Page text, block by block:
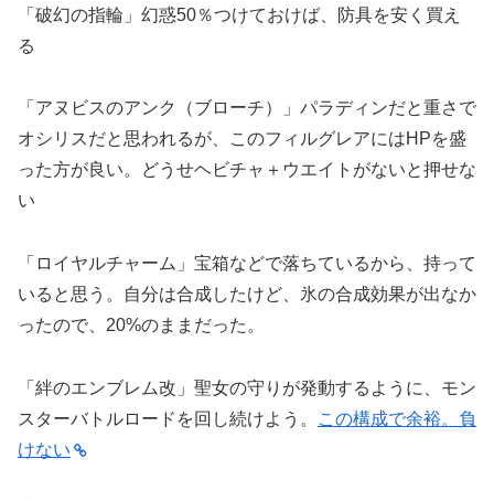
「破幻の指輪」幻惑50％つけておけば、防具を安く買え
る
「アヌビスのアンク（ブローチ）」パラディンだと重さで
オシリスだと思われるが、このフィルグレアにはHPを盛
った方が良い。どうせヘビチャ＋ウエイトがないと押せな
い
「ロイヤルチャーム」宝箱などで落ちているから、持って
いると思う。自分は合成したけど、氷の合成効果が出なか
ったので、20%のままだった。
「絆のエンブレム改」聖女の守りが発動するように、モン
スターバトルロードを回し続けよう。
この構成で余裕。負
けない